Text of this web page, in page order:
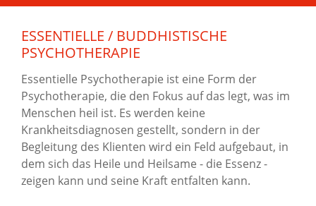
ESSENTIELLE / BUDDHISTISCHE
PSYCHOTHERAPIE
Essentielle Psychotherapie ist eine Form der
Psychotherapie, die den Fokus auf das legt, was im
Menschen heil ist. Es werden keine
Krankheitsdiagnosen gestellt, sondern in der
Begleitung des Klienten wird ein Feld aufgebaut, in
dem sich das Heile und Heilsame - die Essenz -
zeigen kann und seine Kraft entfalten kann.